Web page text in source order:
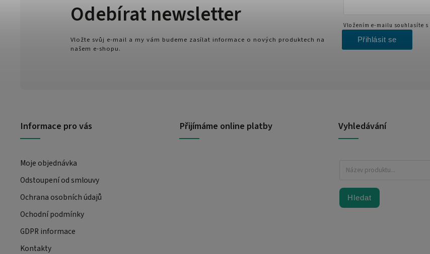
Informace pro vás
Moje objednávka
Odstoupení od smlouvy
Ochrana osobních údajů
Ochodní podmínky
GDPR informace
Kontakty
Přijímáme online platby Vyhledávání
Hledat
Odebírat newsletter
Vložte svůj e-mail a my vám budeme zasílat informace o nových produktech na
našem e-shopu.
Vložením e-mailu souhlasíte s
Přihlásit se